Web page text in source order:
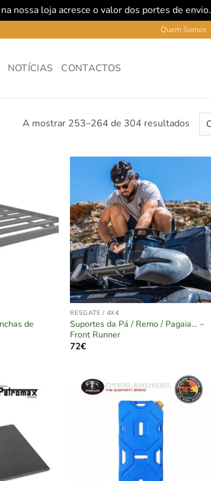
nossa loja acresce o valor dos portes de envio.
Quem Somos
NOTÍCIAS CONTACTOS
A mostrar 253–264 de 304 resultados
de
RESGATE / 4X4
Suportes da Pá / Remo / Pagaia… –
Front Runner
72€